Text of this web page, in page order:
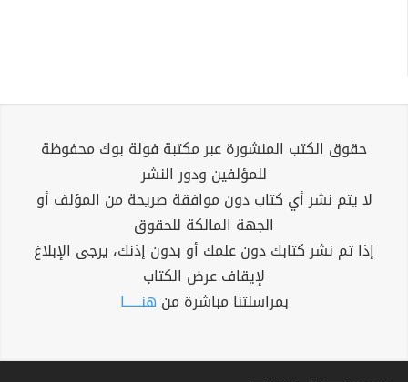
حقوق الكتب المنشورة عبر مكتبة فولة بوك محفوظة
للمؤلفين ودور النشر
لا يتم نشر أي كتاب دون موافقة صريحة من المؤلف أو
الجهة المالكة للحقوق
إذا تم نشر كتابك دون علمك أو بدون إذنك، يرجى الإبلاغ
لإيقاف عرض الكتاب
بمراسلتنا مباشرة من هنــــــا